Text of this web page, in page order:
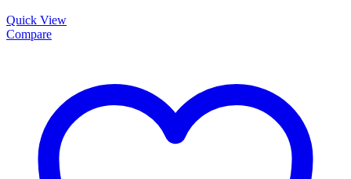
Quick View
Compare